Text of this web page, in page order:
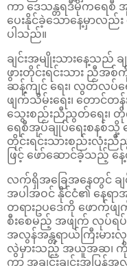
ကာ ဒေသန္တရဒီမိုကရေစီ
ပေးနိုင်ခဲ့သောနေ့မှာလည်း
ပါသည်။
ချင်းအမျိုးသားနေ့သည် ခ
ဖွားတိုင်းရင်းသား ညီအစ်
ဆန့်ကျင် ရေး၊ လွတ်လပ်ရ
ဖျက်သိမ်းရေး၊ တောင်တန်
သွေးစည်းညီညွတ်ရေး၊
ရေစီအုပ်ချုပ်ရေးစနစ်သို့
တိုင်းရင်းသားစည်းလုံး
ဖြင့် ဖော်ဆောင်ခဲ့သည့် န
လက်ရှိအခြေအနေတွင် ချ
အပါအဝင် နိုင်ငံ၏ နေရာ
တရားဥပဒေကို ဖောက်ဖျ
စီးစေမည့် အဖျက် လုပ်ရပ်
အလွန်အန္တရာယ်ကြီးမာ
လွဲမှားသည့် အယူအဆ၊ ကို
ကာ အချင်းချင်းအပြန်